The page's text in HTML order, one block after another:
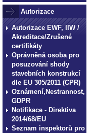
Autorizace
Autorizace EWF, IIW /
Akreditace/Zrušené
certifikáty
Oprávněná osoba pro
posuzování shody
stavebních konstrukcí
dle EU 305/2011 (CPR)
Oznámení,Nestrannost,
GDPR
Notifikace - Direktiva
2014/68/EU
Seznam inspektorů pro